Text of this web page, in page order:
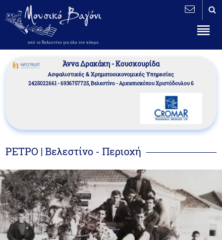
Άννα Δρακάκη - Κουσκουρίδα
Aσφαλιστικές & Χρηματοοικονομικές Υπηρεσίες
2425022661 - 6936757725, Βελεστίνο - Αρχιεπισκόπου Χριστόδουλου 6
ΡΕΤΡΟ | Βελεστίνο - Περιοχή